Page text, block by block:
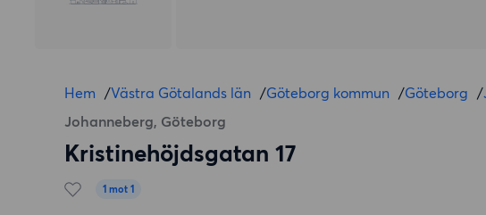
Hem /Västra Götalands län /Göteborg kommun /Göteborg /
Johanneberg, Göteborg
Kristinehöjdsgatan 17
1 mot 1